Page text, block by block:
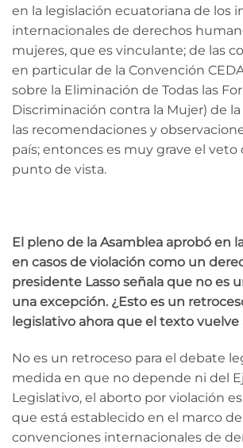
en la legislación ecuatoriana de los
internacionales de derechos
mujeres, que es vinculante; de las
en particular de la Convención
sobre la Eliminación de Todas las
Discriminación contra la Mujer) de
las recomendaciones y
país; entonces es muy grave el veto
punto de vista.
El pleno de la Asamblea aprobó en
en casos de violación como un
presidente Lasso señala que no es
una excepción. ¿Esto es un
legislativo ahora que el texto vuelve
No es un retroceso para el debate
medida en que no depende ni del
Legislativo, el aborto por violación
que está establecido en el marco de
convenciones internacionales de